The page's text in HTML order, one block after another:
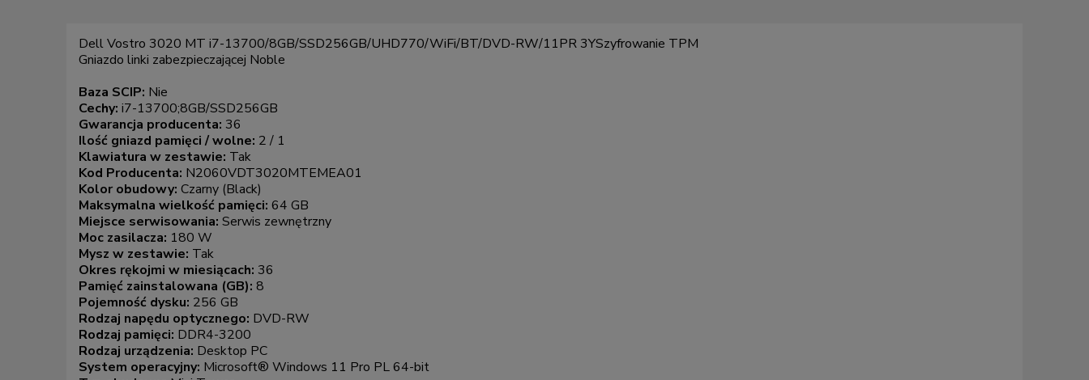
Dell Vostro 3020 MT i7-13700/8GB/SSD256GB/UHD770/WiFi/BT/DVD-RW/11PR 3YSzyfrowanie TPM
Gniazdo linki zabezpieczającej Noble
Baza SCIP: Nie
Cechy: i7-13700;8GB/SSD256GB
Gwarancja producenta: 36
Ilość gniazd pamięci / wolne: 2 / 1
Klawiatura w zestawie: Tak
Kod Producenta: N2060VDT3020MTEMEA01
Kolor obudowy: Czarny (Black)
Maksymalna wielkość pamięci: 64 GB
Miejsce serwisowania: Serwis zewnętrzny
Moc zasilacza: 180 W
Mysz w zestawie: Tak
Okres rękojmi w miesiącach: 36
Pamięć zainstalowana (GB): 8
Pojemność dysku: 256 GB
Rodzaj napędu optycznego: DVD-RW
Rodzaj pamięci: DDR4-3200
Rodzaj urządzenia: Desktop PC
System operacyjny: Microsoft® Windows 11 Pro PL 64-bit